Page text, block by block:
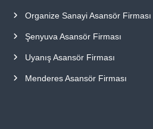
Organize Sanayi Asansör Firması
Şenyuva Asansör Firması
Uyanış Asansör Firması
Menderes Asansör Firması